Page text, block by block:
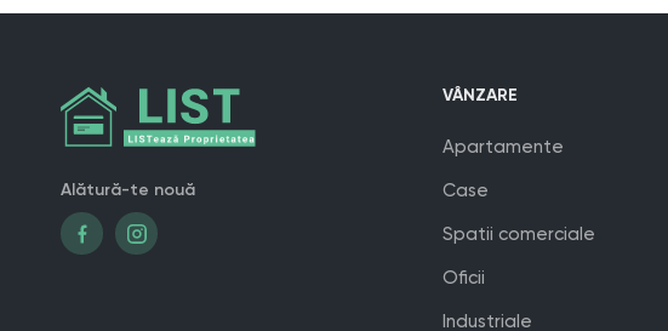
Alătură-te nouă
VÂNZARE
Apartamente
Case
Spatii comerciale
Oficii
Industriale